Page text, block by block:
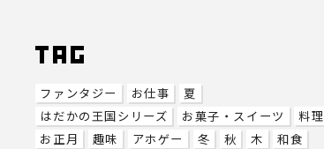
ファンタジー お仕事
夏
はだかの王国シリーズ
お菓子・スイーツ
料理
お正月
趣味 アホゲー 冬 秋 木
和食